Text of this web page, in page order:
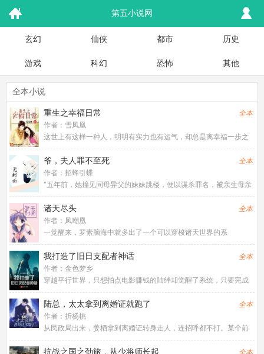
第五小说网
玄幻 仙侠 都市 历史
游戏 科幻 恐怖 其他
全本小说
重生之幸福日常
作者： 雪凤凰
这世上有这样一种人，明明有实力也有运气，却总是离幸福一步之
差，而林小乖幸运又不幸地属于其中之一。——作为家里备受宠爱
的老来女，林小乖长得好又聪明，却偏偏有四个平庸软弱的哥哥，
以及四个厉害的嫂子；原本家
全本
爷，夫人罪不至死
作者： 招蜂引蝶
"五年前，她撞见同母异父的妹妹跳楼，便以谋杀罪名，被亲生母亲
和未婚夫告上法庭，五年后，唯一真心相待的继母为了救她出来，
散尽家财，出了车祸，她被前未婚夫逼上绝路，受尽百般折磨，终
于，她没了力气，等着男人
全本
诸天尽头
作者： 凤嘲凰
一觉醒来，罗素脑海中就多出了一个可以穿梭诸天世界的系
统。 杀手、怪兽、女巫、异形、魔鬼、神明…… 无限的世
界有无限的可能，亦有无限的历险，而踏破无限之...
全本
我打造了旧日支配者神话
作者： 金色梦乡
穿越平行世界，只想拍点电影赚钱的陆绊却觉醒了系统，只要完成
任务，就能获得奖励。好耶！等等，半夜十二点看床底下？废弃二
十年的剧院里有琴声？美术展的画家不知所踪？陆绊完成这些任务
的时候觉察到，这个世界好像
全本
陆总，太太拿到离婚证就跑了
作者： 折杨桃
从民政局出来，姜栖拿到离婚证转身走人，连招呼都不打。某个前
夫站在原地，望着她决绝的背影气笑了，喊了几声。可她头都不
回，甚至小跑起来，仿佛后面有狗在追。联姻三年，即使陆迟再怎
全本
抗战之国之劲旅，从少将师长起 全本